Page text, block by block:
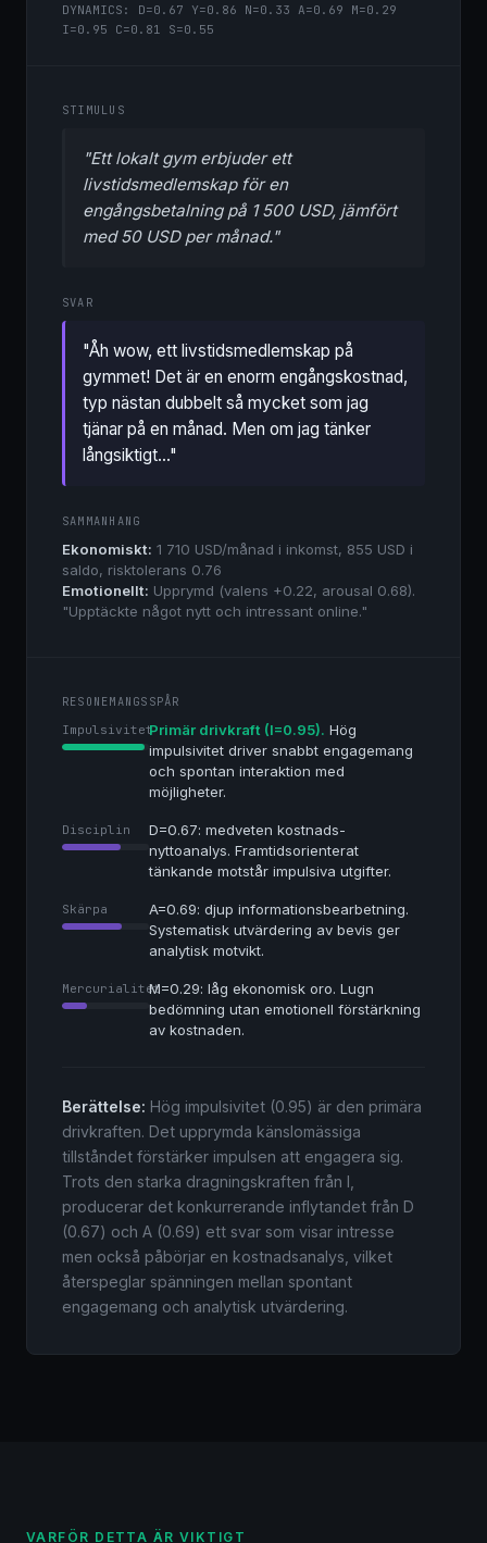
DYNAMICS: D=0.67 Y=0.86 N=0.33 A=0.69 M=0.29
I=0.95 C=0.81 S=0.55
STIMULUS
"Ett lokalt gym erbjuder ett
livstidsmedlemskap för en
engångsbetalning på 1 500 USD, jämfört
med 50 USD per månad."
SVAR
"Åh wow, ett livstidsmedlemskap på
gymmet! Det är en enorm engångskostnad,
typ nästan dubbelt så mycket som jag
tjänar på en månad. Men om jag tänker
långsiktigt..."
SAMMANHANG
Ekonomiskt: 1 710 USD/månad i inkomst, 855 USD i
saldo, risktolerans 0.76
Emotionellt: Upprymd (valens +0.22, arousal 0.68).
"Upptäckte något nytt och intressant online."
RESONEMANGSSPÅR
ImpulsivitetPrimär drivkraft (I=0.95). Hög
impulsivitet driver snabbt engagemang
och spontan interaktion med
möjligheter.
Disciplin
D=0.67: medveten kostnads-
nyttoanalys. Framtidsorienterat
tänkande motstår impulsiva utgifter.
Skärpa
A=0.69: djup informationsbearbetning.
Systematisk utvärdering av bevis ger
analytisk motvikt.
MercurialitetM=0.29: låg ekonomisk oro. Lugn
bedömning utan emotionell förstärkning
av kostnaden.
Berättelse: Hög impulsivitet (0.95) är den primära
drivkraften. Det upprymda känslomässiga
tillståndet förstärker impulsen att engagera sig.
Trots den starka dragningskraften från I,
producerar det konkurrerande inflytandet från D
(0.67) och A (0.69) ett svar som visar intresse
men också påbörjar en kostnadsanalys, vilket
återspeglar spänningen mellan spontant
engagemang och analytisk utvärdering.
VARFÖR DETTA ÄR VIKTIGT